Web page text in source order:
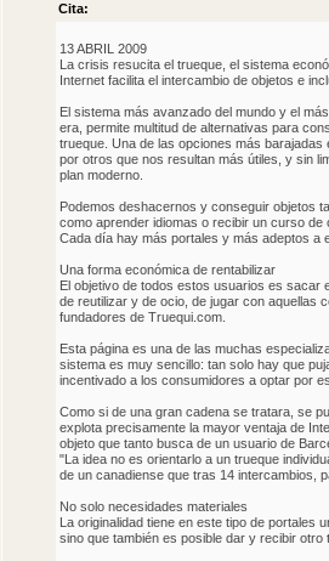
Cita:
13 ABRIL 2009
La crisis resucita el trueque, el sistema
Internet facilita el intercambio de objetos e
El sistema más avanzado del mundo y el
era, permite multitud de alternativas para
trueque. Una de las opciones más
por otros que nos resultan más útiles, y sin
plan moderno.
Podemos deshacernos y conseguir objetos
como aprender idiomas o recibir un curso de
Cada día hay más portales y más adeptos a
Una forma económica de rentabilizar
El objetivo de todos estos usuarios es sacar
de reutilizar y de ocio, de jugar con aquellas
fundadores de Truequi.com.
Esta página es una de las muchas
sistema es muy sencillo: tan solo hay que
incentivado a los consumidores a optar por
Como si de una gran cadena se tratara, se
explota precisamente la mayor ventaja de
objeto que tanto busca de un usuario de
"La idea no es orientarlo a un trueque
de un canadiense que tras 14 intercambios,
No solo necesidades materiales
La originalidad tiene en este tipo de portales
sino que también es posible dar y recibir